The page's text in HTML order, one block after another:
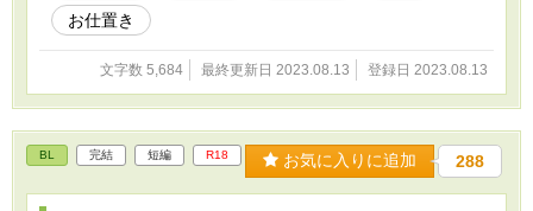
お仕置き
文字数 5,684 最終更新日 2023.08.13 登録日 2023.08.13
BL 完結 短編 R18 お気に入りに追加 288